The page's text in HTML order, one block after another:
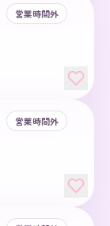
営業時間外
営業時間外